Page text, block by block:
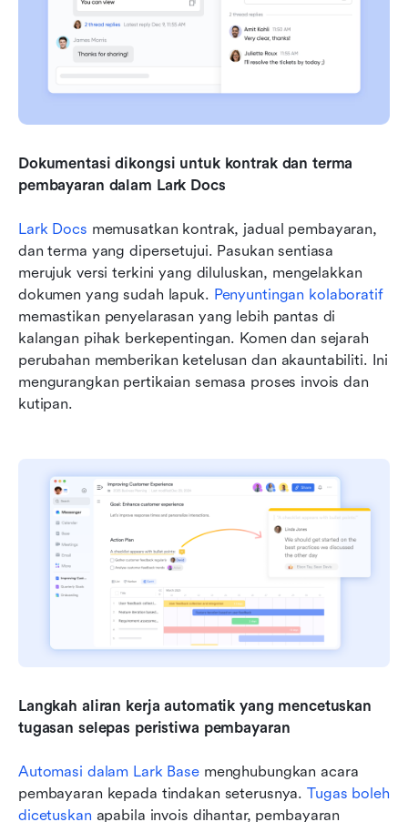
Dokumentasi dikongsi untuk kontrak dan terma
pembayaran dalam Lark Docs
Lark Docs memusatkan kontrak, jadual pembayaran,
dan terma yang dipersetujui. Pasukan sentiasa
merujuk versi terkini yang diluluskan, mengelakkan
dokumen yang sudah lapuk. Penyuntingan kolaboratif
memastikan penyelarasan yang lebih pantas di
kalangan pihak berkepentingan. Komen dan sejarah
perubahan memberikan ketelusan dan akauntabiliti. Ini
mengurangkan pertikaian semasa proses invois dan
kutipan.
Langkah aliran kerja automatik yang mencetuskan
tugasan selepas peristiwa pembayaran
Automasi dalam Lark Base menghubungkan acara
pembayaran kepada tindakan seterusnya. Tugas boleh
dicetuskan apabila invois dihantar, pembayaran